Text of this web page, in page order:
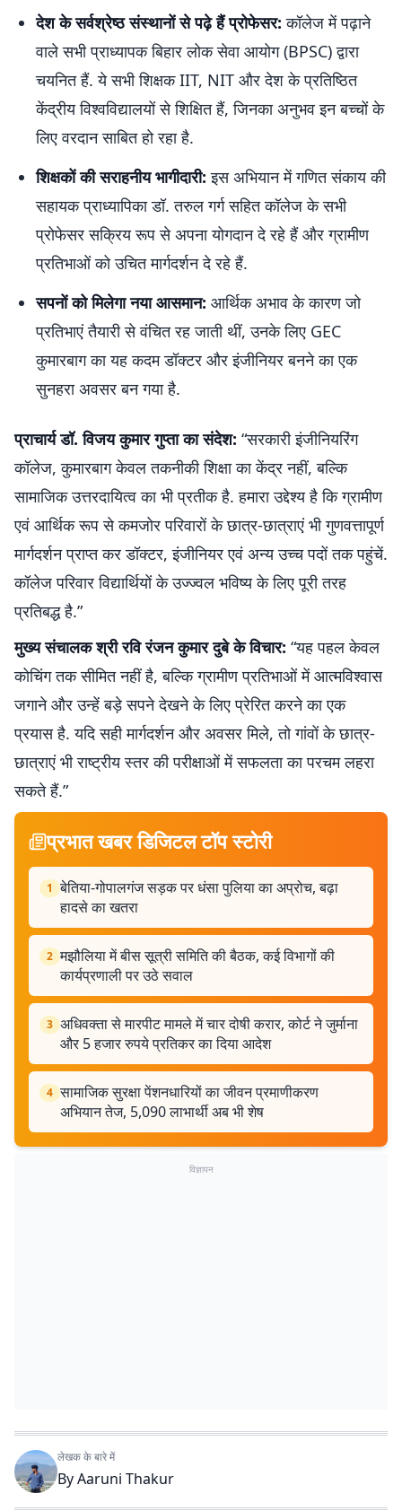
देश के सर्वश्रेष्ठ संस्थानों से पढ़े हैं प्रोफेसर: कॉलेज में पढ़ाने
वाले सभी प्राध्यापक बिहार लोक सेवा आयोग (BPSC) द्वारा
चयनित हैं. ये सभी शिक्षक IIT, NIT और देश के प्रतिष्ठित
केंद्रीय विश्वविद्यालयों से शिक्षित हैं, जिनका अनुभव इन बच्चों के
लिए वरदान साबित हो रहा है.
शिक्षकों की सराहनीय भागीदारी: इस अभियान में गणित संकाय की
सहायक प्राध्यापिका डॉ. तरुल गर्ग सहित कॉलेज के सभी
प्रोफेसर सक्रिय रूप से अपना योगदान दे रहे हैं और ग्रामीण
प्रतिभाओं को उचित मार्गदर्शन दे रहे हैं.
सपनों को मिलेगा नया आसमान: आर्थिक अभाव के कारण जो
प्रतिभाएं तैयारी से वंचित रह जाती थीं, उनके लिए GEC
कुमारबाग का यह कदम डॉक्टर और इंजीनियर बनने का एक
सुनहरा अवसर बन गया है.
प्राचार्य डॉ. विजय कुमार गुप्ता का संदेश: “सरकारी इंजीनियरिंग
कॉलेज, कुमारबाग केवल तकनीकी शिक्षा का केंद्र नहीं, बल्कि
सामाजिक उत्तरदायित्व का भी प्रतीक है. हमारा उद्देश्य है कि ग्रामीण
एवं आर्थिक रूप से कमजोर परिवारों के छात्र-छात्राएं भी गुणवत्तापूर्ण
मार्गदर्शन प्राप्त कर डॉक्टर, इंजीनियर एवं अन्य उच्च पदों तक पहुंचें.
कॉलेज परिवार विद्यार्थियों के उज्ज्वल भविष्य के लिए पूरी तरह
प्रतिबद्ध है.”
मुख्य संचालक श्री रवि रंजन कुमार दुबे के विचार: “यह पहल केवल
कोचिंग तक सीमित नहीं है, बल्कि ग्रामीण प्रतिभाओं में आत्मविश्वास
जगाने और उन्हें बड़े सपने देखने के लिए प्रेरित करने का एक
प्रयास है. यदि सही मार्गदर्शन और अवसर मिले, तो गांवों के छात्र-
छात्राएं भी राष्ट्रीय स्तर की परीक्षाओं में सफलता का परचम लहरा
सकते हैं.”
प्रभात खबर डिजिटल टॉप स्टोरी
1 बेतिया-गोपालगंज सड़क पर धंसा पुलिया का अप्रोच, बढ़ा
हादसे का खतरा
2 मझौलिया में बीस सूत्री समिति की बैठक, कई विभागों की
कार्यप्रणाली पर उठे सवाल
3 अधिवक्ता से मारपीट मामले में चार दोषी करार, कोर्ट ने जुर्माना
और 5 हजार रुपये प्रतिकर का दिया आदेश
4 सामाजिक सुरक्षा पेंशनधारियों का जीवन प्रमाणीकरण
अभियान तेज, 5,090 लाभार्थी अब भी शेष
विज्ञापन
लेखक के बारे में
ByAaruni Thakur